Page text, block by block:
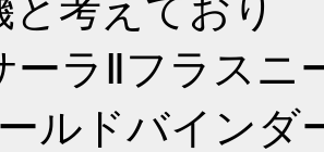
と考えており
ーラⅡフラスニ
ルドバインダ